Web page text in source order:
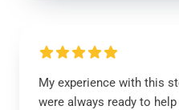
My experience with this
were always ready to